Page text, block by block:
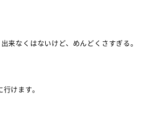
来なくはないけど、めんどくさすぎる。
けます。